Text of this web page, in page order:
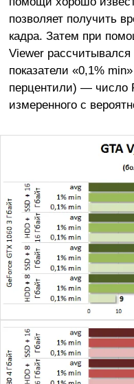
позволяет получить
кадра. Затем при
Viewer
показатели «0,1%
перцентили) — число
измеренного с